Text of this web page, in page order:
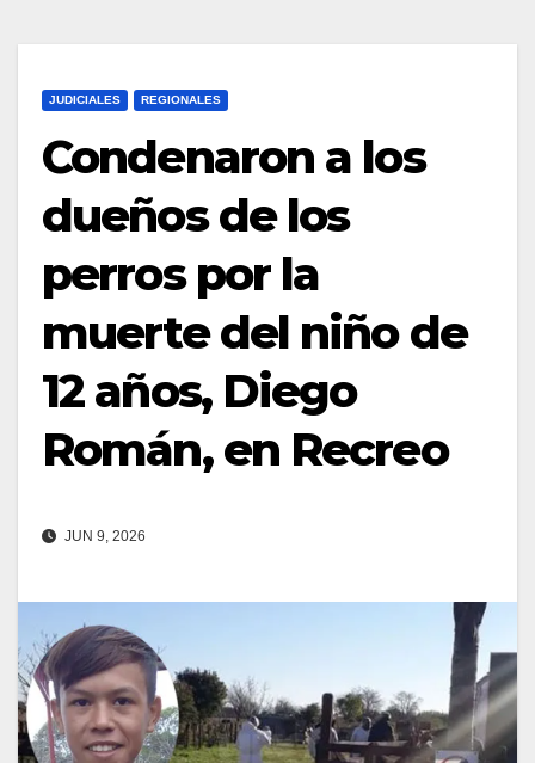
JUDICIALES REGIONALES
Condenaron a los
dueños de los
perros por la
muerte del niño de
12 años, Diego
Román, en Recreo
JUN 9, 2026